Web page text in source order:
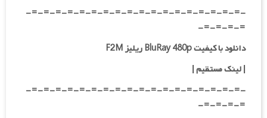
-=-=-=-=-=-=-=-=-=-=-=-=-=-=-=-=-=-=-
=-=-=-=-
دانلود با کیفیت BluRay 480p ریلیز F2M
| لینک مستقیم|
-=-=-=-=-=-=-=-=-=-=-=-=-=-=-=-=-=-=-
=-=-=-=-